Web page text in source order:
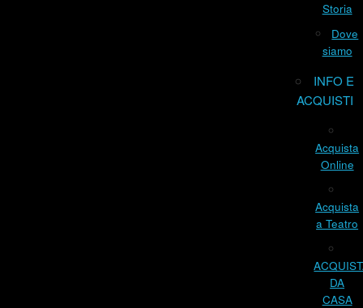
Storia
Dove
siamo
INFO E
ACQUISTI
Acquista
Online
Acquista
a Teatro
DA
CASA